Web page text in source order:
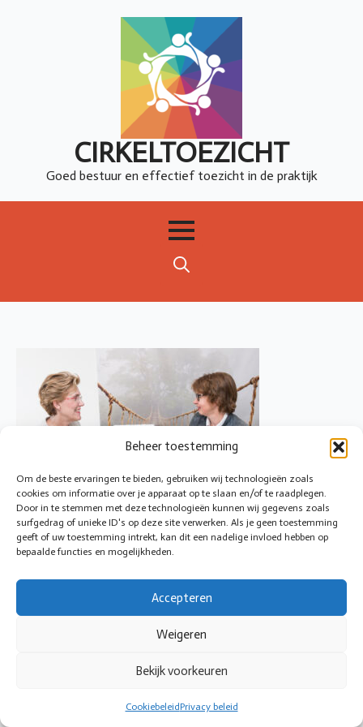
Beheer toestemming
Om de beste ervaringen te bieden, gebruiken wij technologieën zoals
cookies om informatie over je apparaat op te slaan en/of te raadplegen.
Door in te stemmen met deze technologieën kunnen wij gegevens zoals
surfgedrag of unieke ID's op deze site verwerken. Als je geen toestemming
geeft of uw toestemming intrekt, kan dit een nadelige invloed hebben op
bepaalde functies en mogelijkheden.
Accepteren
Weigeren
Bekijk voorkeuren
CookiebeleidPrivacy beleid
CIRKELTOEZICHT
Goed bestuur en effectief toezicht in de praktijk
© 2026 Cirkeltoezicht